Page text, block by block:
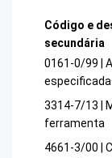
Código e
secundária
0161-0/99 |
3314-7/13 |
ferramenta
4661-3/00 |